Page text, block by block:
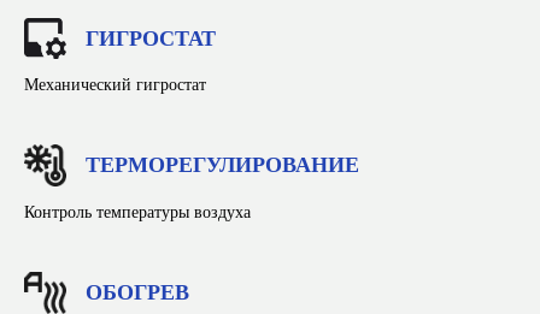
ГИГРОСТАТ
Механический гигростат
ТЕРМОРЕГУЛИРОВАНИЕ
Контроль температуры воздуха
ОБОГРЕВ